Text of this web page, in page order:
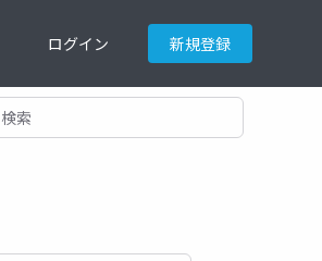
ログイン 新規登録